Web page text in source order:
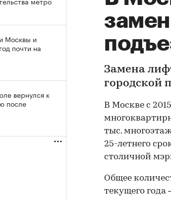
Замена
городской
В Москве с
тыс.
25-летнего
столичной
Общее
текущего года
Москвы и
почти на
вернулся к
после